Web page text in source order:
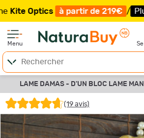
à partir de 219€ / Plus que
Menu
LAME DAMAS - D'UN BLOC LAME
(19 avis)